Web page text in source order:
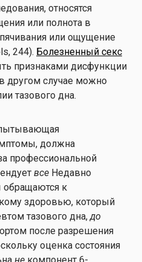
относятся
или полнота в
или ощущение
244). Болезненный секс
признаками дисфункции
другом случае можно
тазового дна.
должна
профессиональной
все Недавно
к
здоровью, который
тазового дна,до
после разрешения
оценка состояния